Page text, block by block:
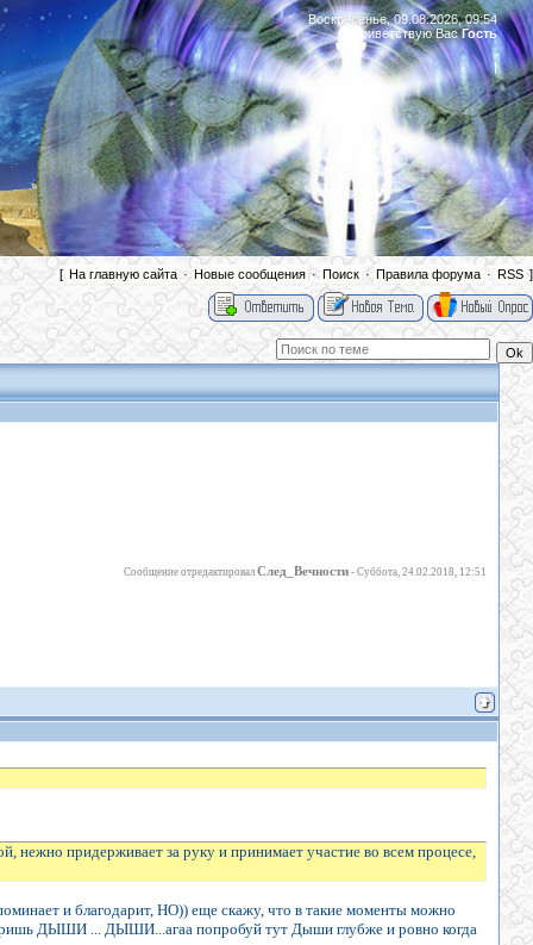
Воскресенье, 09.08.2026, 09:54
Приветствую ВасГость
|
[ На главную сайта · Новые сообщения· Поиск · Правила форума · RSS ]
Сообщение отредактировалСлед_Вечности -Суббота, 24.02.2018, 12:51
нежно придерживает за руку и принимает участие во всем процесе,
и благодарит, НО)) еще скажу, что в такие моменты можно
ДЫШИ ... ДЫШИ...агаа попробуй тут Дыши глубже и ровно когда